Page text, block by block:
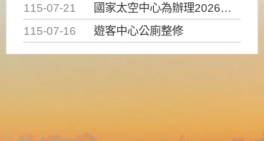
115-07-21
國家太空中心為辦理2026台灣盃火箭競賽，陸、海、空域警戒及協調相關事宜，因颱風備案事宜
115-07-16
遊客中心公廁整修